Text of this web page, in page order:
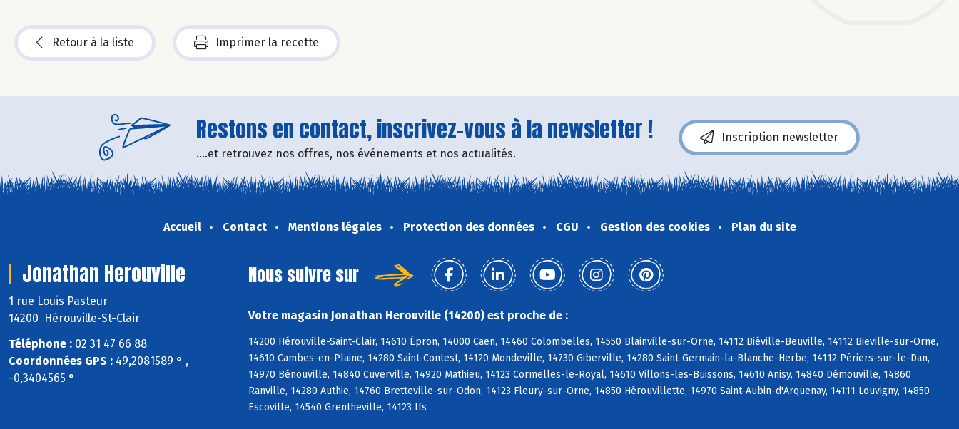
Retour à la liste Imprimer la recette
Restons en contact, inscrivez-vous à la newsletter !
....et retrouvez nos offres, nos événements et nos actualités.
Inscription newsletter
Accueil Contact Mentions légales Protection des données CGU Gestion des cookies Plan du site
Jonathan Herouville
1 rue Louis Pasteur
14200 Hérouville-St-Clair
Téléphone : 02 31 47 66 88
Coordonnées GPS : 49,2081589 ° ,
-0,3404565 °
Nous suivre sur
Votre magasin Jonathan Herouville (14200) est proche de :
14200 Hérouville-Saint-Clair, 14610 Épron, 14000 Caen, 14460 Colombelles, 14550 Blainville-sur-Orne, 14112 Biéville-Beuville, 14112 Bieville-sur-Orne,
14610 Cambes-en-Plaine, 14280 Saint-Contest, 14120 Mondeville, 14730 Giberville, 14280 Saint-Germain-la-Blanche-Herbe, 14112 Périers-sur-le-Dan,
14970 Bénouville, 14840 Cuverville, 14920 Mathieu, 14123 Cormelles-le-Royal, 14610 Villons-les-Buissons, 14610 Anisy, 14840 Démouville, 14860
Ranville, 14280 Authie, 14760 Bretteville-sur-Odon, 14123 Fleury-sur-Orne, 14850 Hérouvillette, 14970 Saint-Aubin-d'Arquenay, 14111 Louvigny, 14850
Escoville, 14540 Grentheville, 14123 Ifs